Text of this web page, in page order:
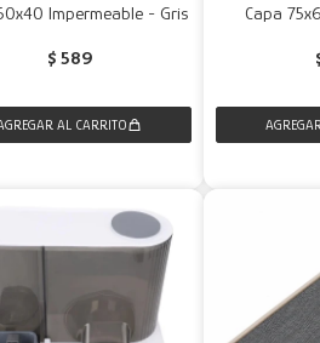
Impermeable - Gris
$ 589
Capa